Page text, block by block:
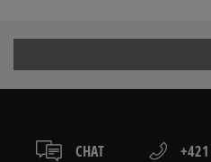
Prezrite si populárne kolekcie
ADIDAS CAMPUS
CHAT